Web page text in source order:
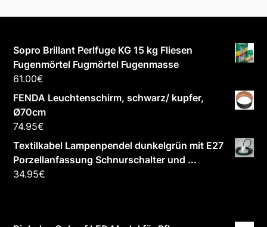
Sopro Brillant Perlfuge KG 15 kg Fliesen
Fugenmörtel Fugmörtel Fugenmasse
61.00€
FENDA Leuchtenschirm, schwarz/ kupfer,
Ø70cm
74.95€
Textilkabel Lampenpendel dunkelgrün mit E27
Porzellanfassung Schnurschalter und ...
34.95€